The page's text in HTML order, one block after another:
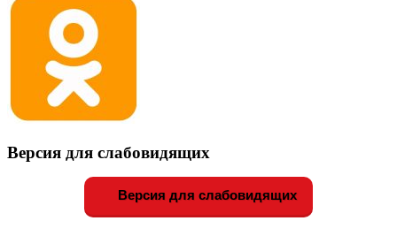
Версия для слабовидящих
Версия для слабовидящих